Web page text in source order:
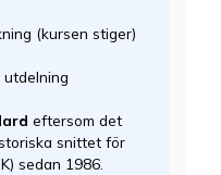
(kursen stiger)
utdelning
eftersom det
snittet för
sedan 1986.